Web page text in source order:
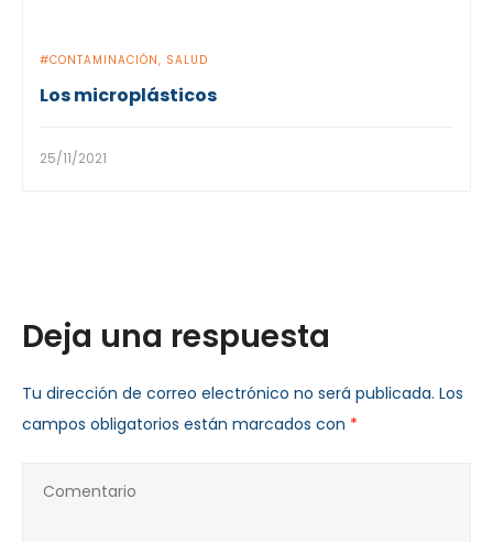
CONTAMINACIÓN SALUD
Los microplásticos
25/11/2021
Deja una respuesta
Tu dirección de correo electrónico no será publicada. Los
campos obligatorios están marcados con *